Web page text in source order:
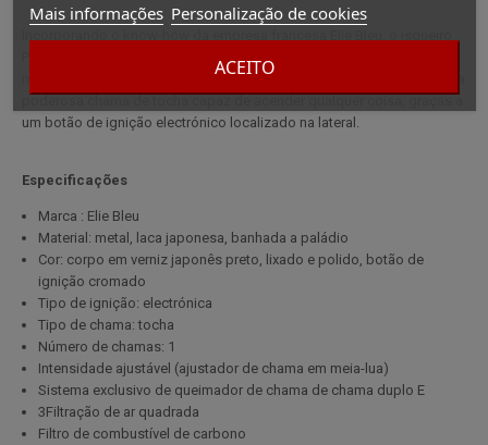
Mais informações Personalização de cookies
ACEITO
Plano é também uma verdadeira obra de arte. É feito com uma
magnífica laca preta japonesa e é revestido com paládio. Oferece uma
um botão de ignição electrónico localizado na lateral.
Especificações
Marca : Elie Bleu
Material: metal, laca japonesa, banhada a paládio
Cor: corpo em verniz japonês preto, lixado e polido, botão de
ignição cromado
Tipo de ignição: electrónica
Tipo de chama: tocha
Número de chamas: 1
Intensidade ajustável (ajustador de chama em meia-lua)
Sistema exclusivo de queimador de chama de chama duplo E
3Filtração de ar quadrada
Filtro de combustível de carbono